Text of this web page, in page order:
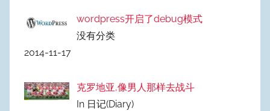
wordpress开启了debug模式
没有分类
2014-11-17
克罗地亚,像男人那样去战斗
In 日记(Diary)